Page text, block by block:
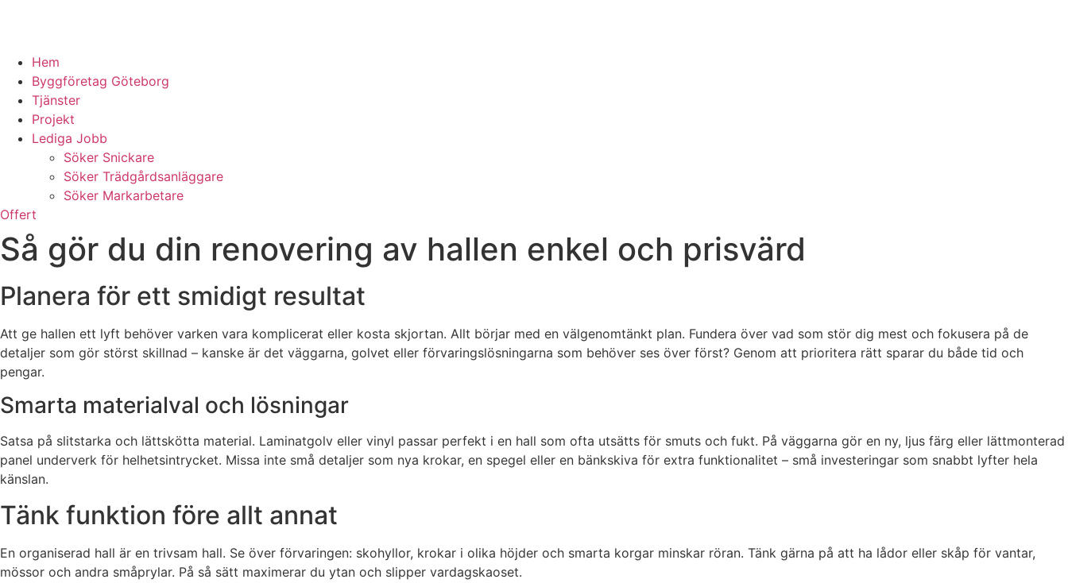
Hem
Byggföretag Göteborg
Tjänster
Projekt
Lediga Jobb
Söker Snickare
Söker Trädgårdsanläggare
Söker Markarbetare
Offert
Så gör du din renovering av hallen enkel och prisvärd
Planera för ett smidigt resultat
Att ge hallen ett lyft behöver varken vara komplicerat eller kosta skjortan. Allt börjar med en välgenomtänkt plan. Fundera över vad som stör dig mest och fokusera på de
detaljer som gör störst skillnad – kanske är det väggarna, golvet eller förvaringslösningarna som behöver ses över först? Genom att prioritera rätt sparar du både tid och
pengar.
Smarta materialval och lösningar
Satsa på slitstarka och lättskötta material. Laminatgolv eller vinyl passar perfekt i en hall som ofta utsätts för smuts och fukt. På väggarna gör en ny, ljus färg eller lättmonterad
panel underverk för helhetsintrycket. Missa inte små detaljer som nya krokar, en spegel eller en bänkskiva för extra funktionalitet – små investeringar som snabbt lyfter hela
känslan.
Tänk funktion före allt annat
En organiserad hall är en trivsam hall. Se över förvaringen: skohyllor, krokar i olika höjder och smarta korgar minskar röran. Tänk gärna på att ha lådor eller skåp för vantar,
mössor och andra småprylar. På så sätt maximerar du ytan och slipper vardagskaoset.